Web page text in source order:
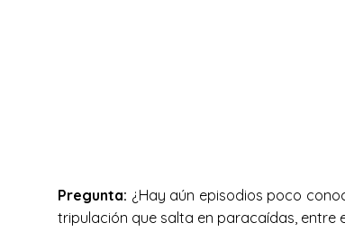
Pregunta: ¿Hay aún episodios poco
tripulación que salta en paracaídas, entre